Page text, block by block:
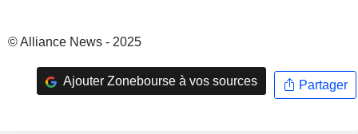
© Alliance News - 2025
Ajouter Zonebourse à vos sources Partager